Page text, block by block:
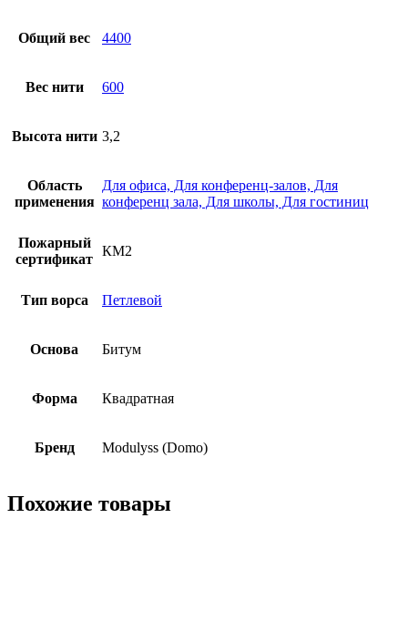
Общий вес 4400
Вес нити 600
Высота нити 3,2
Область
применения
Для офиса, Для конференц-залов, Для
конференц зала, Для школы, Для гостиниц
Пожарный
сертификат
КМ2
Тип ворса Петлевой
Основа Битум
Форма Квадратная
Бренд Modulyss (Domo)
Похожие товары